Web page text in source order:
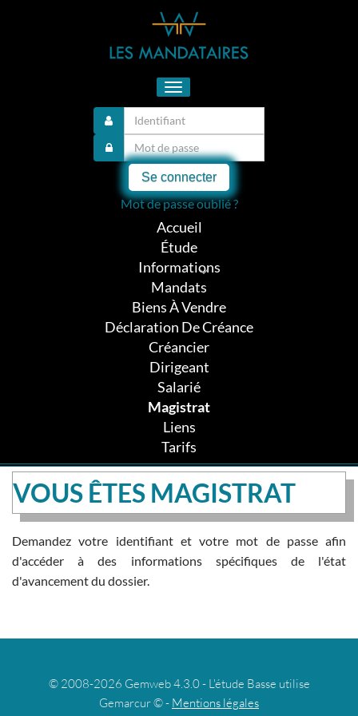
Toggle
navigation
Se connecter
Mot de passe oublié ?
Accueil
Étude
Informations
Mandats
Biens À Vendre
Déclaration De Créance
Créancier
Dirigeant
Salarié
Magistrat
Liens
Tarifs
VOUS ÊTES MAGISTRAT
Demandez votre identifiant et votre mot de passe afin
d'accéder à des informations spécifiques de l'état
d'avancement du dossier.
© 2008-2026 Gemweb 4.3.0 - L'étude Basse utilise
Gemarcur © - Mentions légales